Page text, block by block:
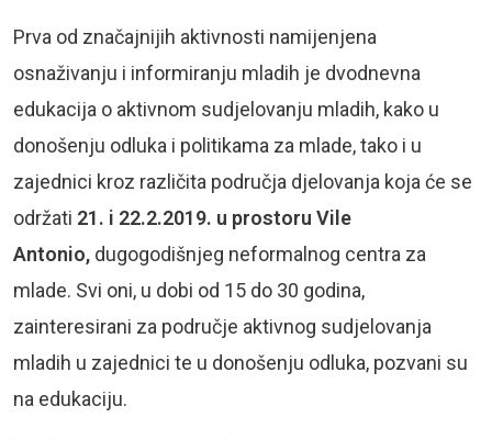
Prva od značajnijih aktivnosti namijenjena
osnaživanju i informiranju mladih je dvodnevna
edukacija o aktivnom sudjelovanju mladih, kako u
donošenju odluka i politikama za mlade, tako i u
zajednici kroz različita područja djelovanja koja će se
održati 21. i 22.2.2019. u prostoru Vile
Antonio, dugogodišnjeg neformalnog centra za
mlade. Svi oni, u dobi od 15 do 30 godina,
zainteresirani za područje aktivnog sudjelovanja
mladih u zajednici te u donošenju odluka, pozvani su
na edukaciju.